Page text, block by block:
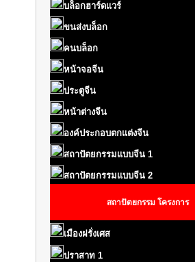
บล็อกฮาร์ดแวร์
ขนส่งบล็อก
คนบล็อก
หน้าจอจีน
ประตูจีน
หน้าต่างจีน
องค์ประกอบตกแต่งจีน
สถาปัตยกรรมแบบจีน 1
สถาปัตยกรรมแบบจีน 2
สถาปัตยกรรม โครงการ
เมืองฝรั่งเศส
ปราสาท 1